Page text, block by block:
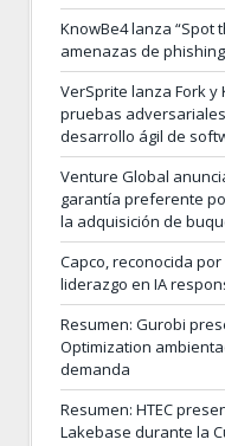
KnowBe4 lanza “Spot
amenazas de
VerSprite lanza Fork
pruebas
desarrollo ágil de
Venture Global
garantía preferente
la adquisición de
Capco, reconocida
liderazgo en IA
Resumen: Gurobi
Optimization
demanda
Resumen: HTEC
Lakebase durante la